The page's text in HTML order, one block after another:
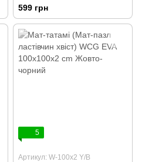
100х100х2 cm Зелено-
бежевий
599 грн
5
Артикул: W-100х2 Y/B